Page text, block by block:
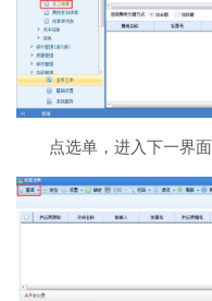
点选单，进入下一界面